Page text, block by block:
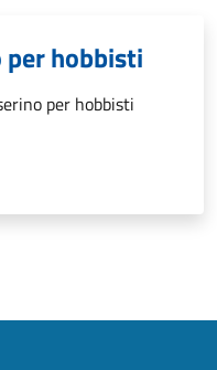
per hobbisti
per hobbisti